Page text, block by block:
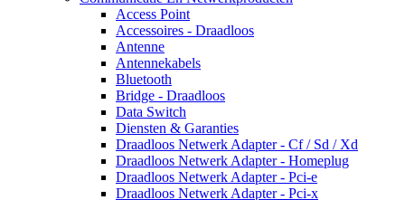
Access Point
Accessoires - Draadloos
Antenne
Antennekabels
Bluetooth
Bridge - Draadloos
Data Switch
Diensten & Garanties
Draadloos Netwerk Adapter - Cf / Sd / Xd
Draadloos Netwerk Adapter - Homeplug
Draadloos Netwerk Adapter - Pci-e
Draadloos Netwerk Adapter - Pci-x